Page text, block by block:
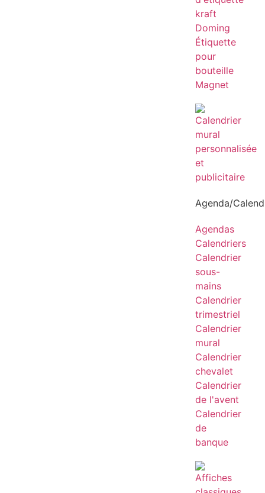
kraft
Doming
Étiquette
pour
bouteille
Magnet
Agenda/
Agendas
Calendriers
Calendrier
sous-
mains
Calendrier
trimestriel
Calendrier
mural
Calendrier
chevalet
Calendrier
de l'avent
Calendrier
de
banque